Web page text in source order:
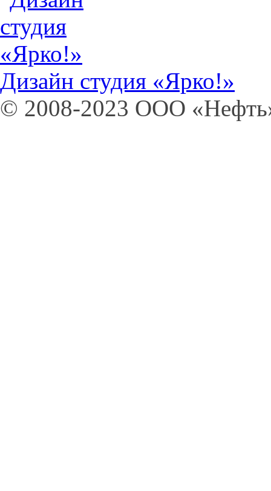
Дизайн студия «Ярко!»
© 2008-2023 OOO